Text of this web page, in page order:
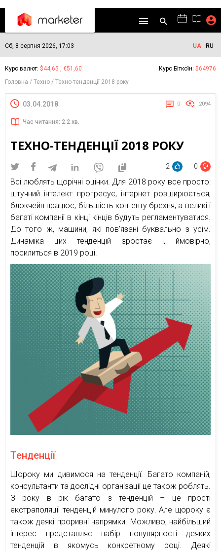
Сб, 8 серпня 2026, 17:03 UA RU
Курс валют: $44,65 , €51,60 Курс Біткоїн: $64976
Головна
Техно Техно-тенденції 2018 року
03.04.2018 0 2094
Час читання: 2.2 хв.
ТЕХНО-ТЕНДЕНЦІЇ 2018 РОКУ
2 0
Всі люблять щорічні оцінки. Для 2018 року все просто:
штучний інтелект прогресує, інтернет розширюється,
блокчейн працює, більшість контенту брехня, а великі і
багаті компанії в кінці кінців будуть регламентуватися.
До того ж, машини, які пов’язані буквально з усім.
Динаміка цих тенденцій зростає і, ймовірно,
посилиться в 2019 році.
Тенденції
Щороку ми дивимося на тенденції. Багато компаній,
консультанти та дослідні організації це також роблять.
З року в рік багато з тенденцій – це прості
екстраполяції тенденцій минулого року. Але щороку є
також деякі проривні напрямки. Можливо, найбільший
інтерес представляє набір популярності деяких
тенденцій в якомусь конкретному році. Деякі